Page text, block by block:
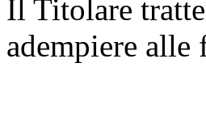
Il Titolare
adempiere